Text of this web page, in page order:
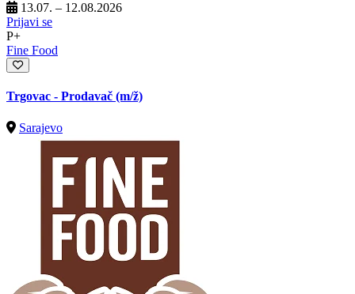
13.07. – 12.08.2026
Prijavi se
P+
Fine Food
Trgovac - Prodavač (m/ž)
Sarajevo